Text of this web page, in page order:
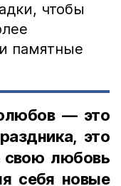
чтобы
памятные
— это
это
свою любовь
себя новые